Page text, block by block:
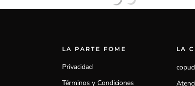
LA PARTE FOME
Privacidad
Términos y Condiciones
LA